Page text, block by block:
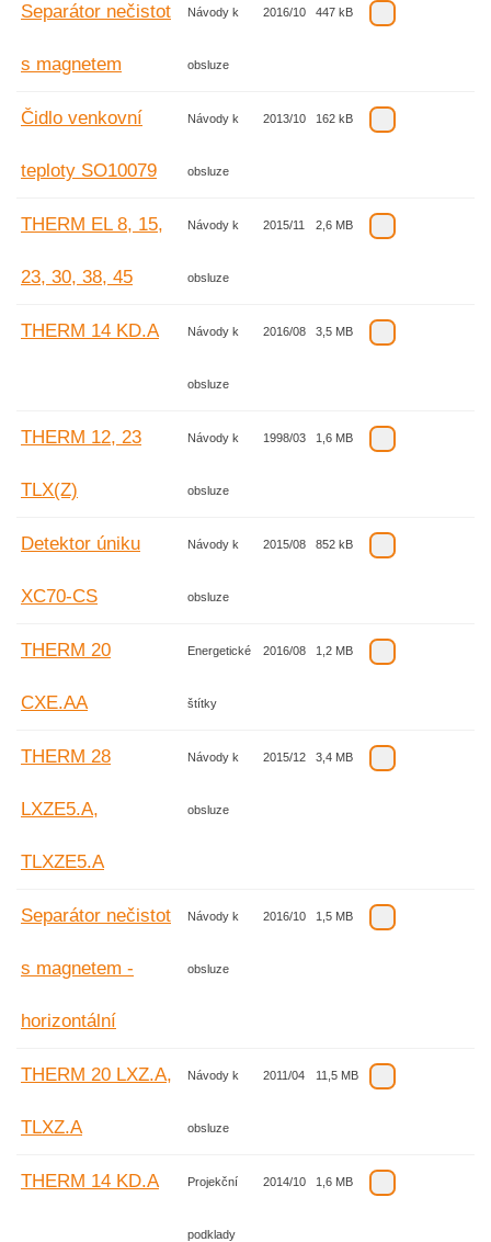
Separátor nečistot
s magnetem
Návody k
obsluze
2016/10 447 kB
Čidlo venkovní
teploty SO10079
Návody k
obsluze
2013/10 162 kB
THERM EL 8, 15,
23, 30, 38, 45
Návody k
obsluze
2015/11 2,6 MB
THERM 14 KD.A Návody k
obsluze
2016/08 3,5 MB
THERM 12, 23
TLX(Z)
Návody k
obsluze
1998/03 1,6 MB
Detektor úniku
XC70-CS
Návody k
obsluze
2015/08 852 kB
THERM 20
CXE.AA
Energetické
štítky
2016/08 1,2 MB
THERM 28
LXZE5.A,
TLXZE5.A
Návody k
obsluze
2015/12 3,4 MB
Separátor nečistot
s magnetem -
horizontální
Návody k
obsluze
2016/10 1,5 MB
THERM 20 LXZ.A,
TLXZ.A
Návody k
obsluze
2011/04 11,5 MB
THERM 14 KD.A Projekční
podklady
2014/10 1,6 MB